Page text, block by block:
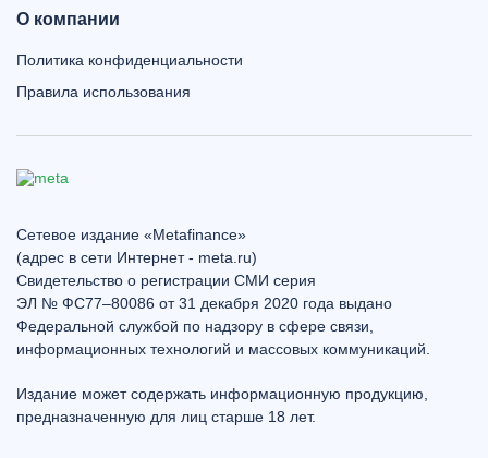
О компании
Политика конфиденциальности
Правила использования
Сетевое издание «Metafinance»
(адрес в сети Интернет - meta.ru)
Свидетельство о регистрации СМИ серия
ЭЛ № ФС77–80086 от 31 декабря 2020 года выдано
Федеральной службой по надзору в сфере связи,
информационных технологий и массовых коммуникаций.
Издание может содержать информационную продукцию,
предназначенную для лиц старше 18 лет.